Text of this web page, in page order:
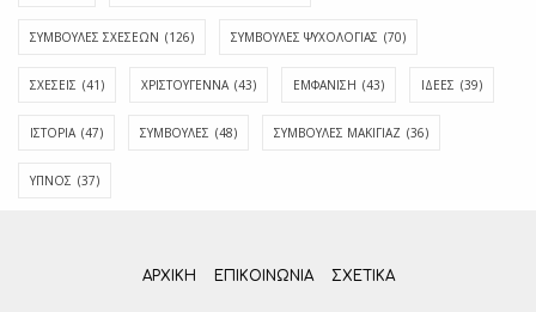
ΣΥΜΒΟΥΛΕΣ ΣΧΕΣΕΩΝ (126) ΣΥΜΒΟΥΛΕΣ ΨΥΧΟΛΟΓΙΑΣ (70)
ΣΧΕΣΕΙΣ (41) ΧΡΙΣΤΟΥΓΕΝΝΑ (43) ΕΜΦΆΝΙΣΗ (43) ΙΔΈΕΣ (39)
ΙΣΤΟΡΊΑ (47) ΣΥΜΒΟΥΛΈΣ (48) ΣΥΜΒΟΥΛΈΣ ΜΑΚΙΓΙΆΖ (36)
ΎΠΝΟΣ (37)
ΑΡΧΙΚΗ ΕΠΙΚΟΙΝΩΝΊΑ ΣΧΕΤΙΚΆ